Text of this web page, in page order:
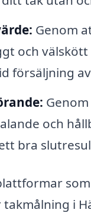
Genom
och
försäljning
och
bra
i